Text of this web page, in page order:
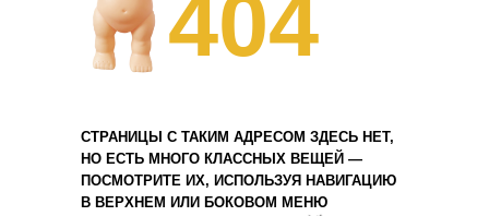
404
СТРАНИЦЫ С ТАКИМ АДРЕСОМ ЗДЕСЬ НЕТ,
НО ЕСТЬ МНОГО КЛАССНЫХ ВЕЩЕЙ —
ПОСМОТРИТЕ ИХ, ИСПОЛЬЗУЯ НАВИГАЦИЮ
В ВЕРХНЕМ ИЛИ БОКОВОМ МЕНЮ